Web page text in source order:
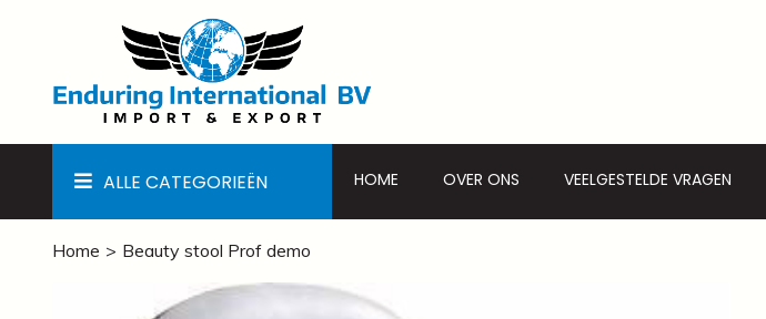
ALLE CATEGORIEËN HOME OVER ONS VEELGESTELDE VRAGEN
Home Beauty stool Prof demo